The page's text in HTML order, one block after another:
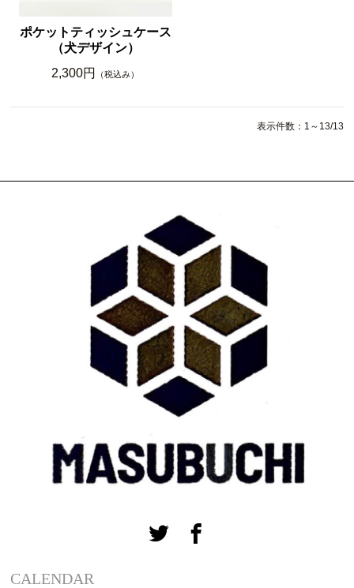
ポケットティッシュケース
（犬デザイン）
2,300円
（税込み）
表示件数：1～13/13
CALENDAR